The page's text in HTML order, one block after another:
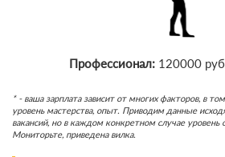
Профессионал:120000
* - ваша зарплата зависит от многих факторов, в
уровень мастерства, опыт. Приводим данные исходя
вакансий, но в каждом конкретном случае уровень
Мониторьте, приведена вилка.